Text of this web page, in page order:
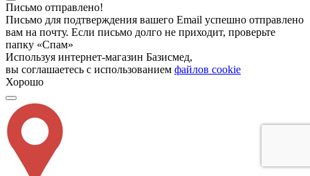
Письмо отправлено!
Письмо для подтверждения вашего Email успешно отправлено
вам на почту. Если письмо долго не приходит, проверьте
папку «Спам»
Используя интернет-магазин Базисмед,
вы соглашаетесь с использованием файлов cookie
Хорошо